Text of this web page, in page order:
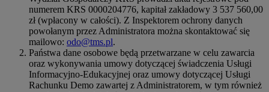
numerem KRS 0000204776, kapitał zakładowy 3 537 560,00
zł (wpłacony w całości). Z Inspektorem ochrony danych
powołanym przez Administratora można skontaktować się
mailowo: odo@tms.pl.
Państwa dane osobowe będą przetwarzane w celu zawarcia
oraz wykonywania umowy dotyczącej świadczenia Usługi
Informacyjno-Edukacyjnej oraz umowy dotyczącej Usługi
Rachunku Demo zawartej z Administratorem, w tym również